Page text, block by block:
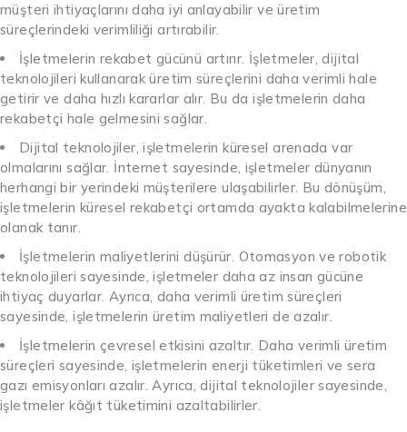
müşteri ihtiyaçlarını daha iyi anlayabilir ve üretim
süreçlerindeki verimliliği artırabilir.
İşletmelerin rekabet gücünü artırır. İşletmeler, dijital
teknolojileri kullanarak üretim süreçlerini daha verimli hale
getirir ve daha hızlı kararlar alır. Bu da işletmelerin daha
rekabetçi hale gelmesini sağlar.
Dijital teknolojiler, işletmelerin küresel arenada var
olmalarını sağlar. İnternet sayesinde, işletmeler dünyanın
herhangi bir yerindeki müşterilere ulaşabilirler. Bu dönüşüm,
işletmelerin küresel rekabetçi ortamda ayakta kalabilmelerine
olanak tanır.
İşletmelerin maliyetlerini düşürür. Otomasyon ve robotik
teknolojileri sayesinde, işletmeler daha az insan gücüne
ihtiyaç duyarlar. Ayrıca, daha verimli üretim süreçleri
sayesinde, işletmelerin üretim maliyetleri de azalır.
İşletmelerin çevresel etkisini azaltır. Daha verimli üretim
süreçleri sayesinde, işletmelerin enerji tüketimleri ve sera
gazı emisyonları azalır. Ayrıca, dijital teknolojiler sayesinde,
işletmeler kâğıt tüketimini azaltabilirler.